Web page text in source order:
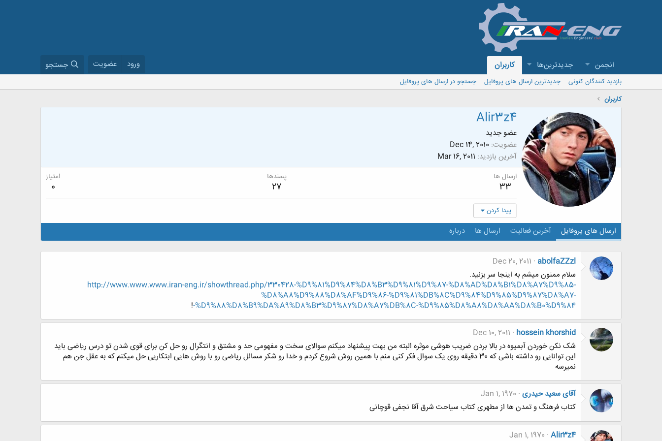
انجمن جدیدترین‌ها کاربران ورود عضویت جستجو
بازدید کنندگان کنونی جدیدترین ارسال های پروفایل
جستجو در ارسال های پروفایل
کاربران
Alir3z4
عضو جدید
عضویت Dec 14, 2010
آخرین بازدید Mar 16, 2011
ارسال ها
33
پسندها
27
امتیاز
0
پیدا کردن
ارسال های پروفایل آخرین فعالیت ارسال ها درباره
abolfaZZzl
Dec 20, 2011
سلام ممنون میشم به اینجا سر بزنید.
http://www.www.www.iran-eng.ir/showthread.php/330428-%D9%81%D9%84%D8%B3%D9%81%D9%87-%D8%AD%D8%B1%D8%A7%D9%85-
%D8%A8%D9%88%D8%AF%D9%86-%D9%81%DB%8C%D9%84%D9%85%D9%87%D8%A7-
%D9%88%D8%B9%DA%A9%D8%B3%D9%87%D8%A7%DB%8C-%D9%85%D8%A8%D8%AA%D8%B0%D9%84-
!
hossein khorshid
Dec 10, 2011
شک نکن خوردن آبمیوه در بالا بردن ضریب هوشی موثره البته من بهت پیشنهاد میکنم سوالای سخت و مفهومی حد و مشتق و انتگرال رو حل کن برای قوی شدن تو درس ریاضی باید
این توانایی رو داشته باشی که 30 دقیقه روی یک سوال فکر کنی منم با همین روش شروع کردم و خدا رو شکر مسائل ریاضی رو با روش هایی ابتکاریی حل میکنم که به عقل جن هم
نمیرسه
آقای سعید حیدری Jan 1, 1970
کتاب فرهنگ و تمدن ها از مطهری کتاب سیاحت شرق آقا نجفی قوچانی
Alir3z4
Jan 1, 1970